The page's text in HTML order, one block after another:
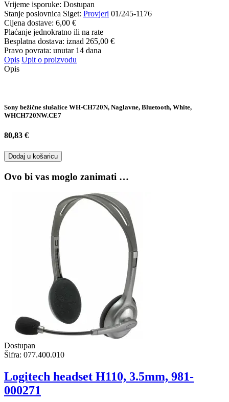
Vrijeme isporuke: Dostupan
Stanje poslovnica Siget: Provjeri 01/245-1176
Cijena dostave: 6,00 €
Plaćanje jednokratno ili na rate
Besplatna dostava: iznad 265,00 €
Pravo povrata: unutar 14 dana
Opis Upit o proizvodu
Opis
Sony bežične slušalice WH-CH720N, Naglavne, Bluetooth, White,
WHCH720NW.CE7
80,83 €
Dodaj u košaricu
Ovo bi vas moglo zanimati …
Dostupan
Šifra: 077.400.010
Logitech headset H110, 3.5mm, 981-
000271